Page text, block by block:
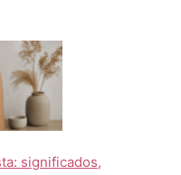
significados,